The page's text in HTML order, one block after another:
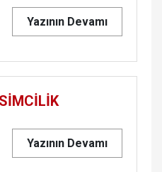
Yazının Devamı
Yazının Devamı